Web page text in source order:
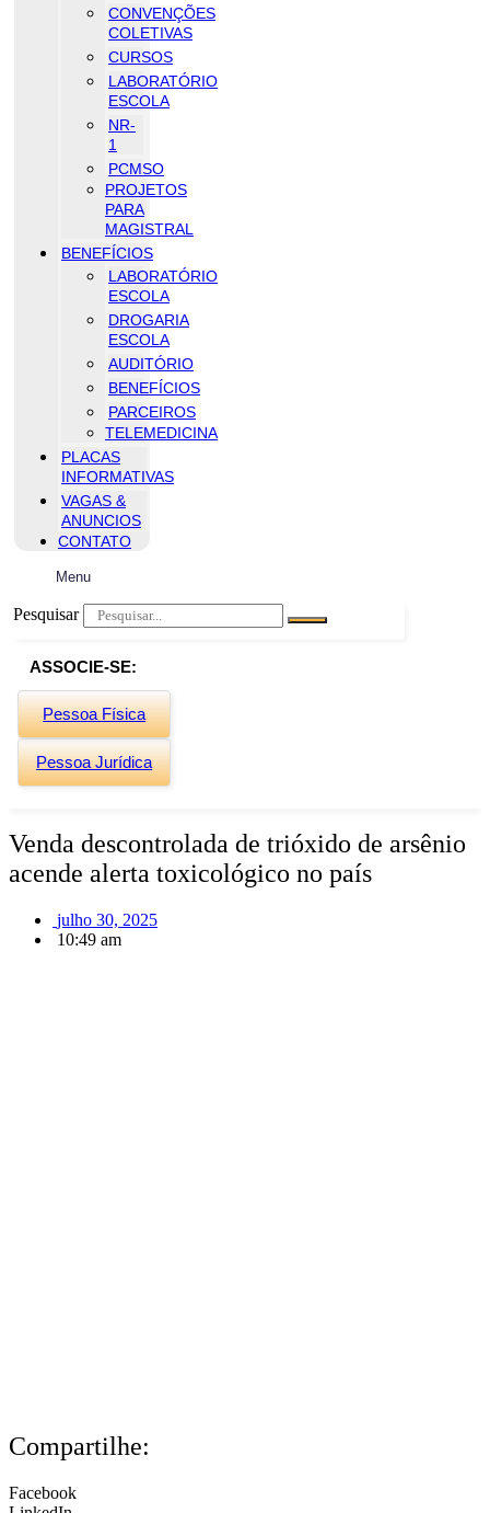
CONVENÇÕES
COLETIVAS
CURSOS
LABORATÓRIO
ESCOLA
NR-
1
PCMSO
PROJETOS
PARA
MAGISTRAL
BENEFÍCIOS
LABORATÓRIO
ESCOLA
DROGARIA
ESCOLA
AUDITÓRIO
BENEFÍCIOS
PARCEIROS
TELEMEDICINA
PLACAS
INFORMATIVAS
VAGAS &
ANUNCIOS
CONTATO
Menu
Pesquisar
ASSOCIE-SE:
Pessoa Física
Pessoa Jurídica
Venda descontrolada de trióxido de arsênio
acende alerta toxicológico no país
julho 30, 2025
10:49 am
Compartilhe:
Facebook